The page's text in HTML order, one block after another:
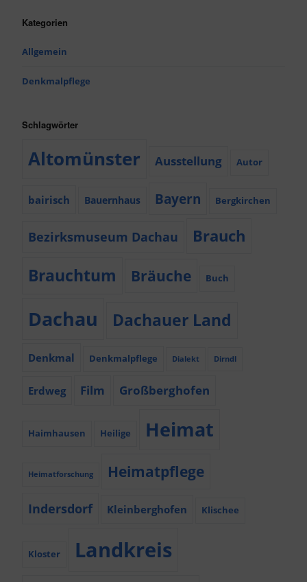
Kategorien
Allgemein
Denkmalpflege
Schlagwörter
Altomünster Ausstellung Autor
bairisch Bauernhaus Bayern Bergkirchen
Bezirksmuseum Dachau Brauch
Brauchtum Bräuche Buch
Dachau Dachauer Land
Denkmal Denkmalpflege Dialekt Dirndl
Erdweg Film Großberghofen
Haimhausen Heilige Heimat
Heimatforschung Heimatpflege
Indersdorf Kleinberghofen Klischee
Kloster Landkreis